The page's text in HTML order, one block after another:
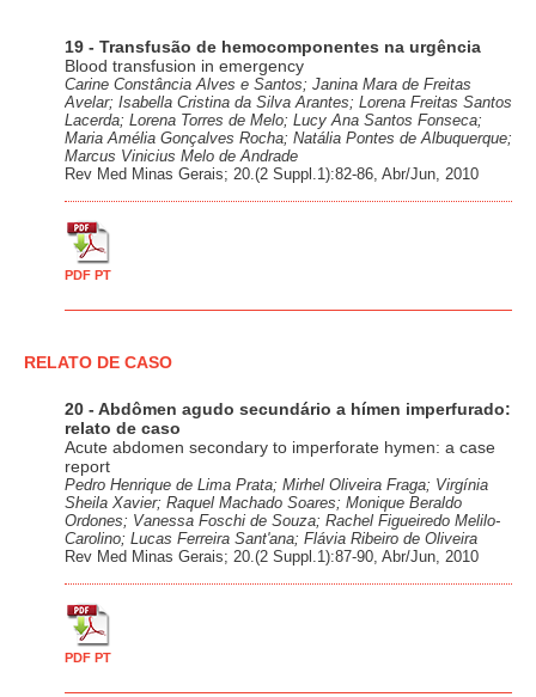
19 - Transfusão de hemocomponentes na urgência
Blood transfusion in emergency
Carine Constância Alves e Santos; Janina Mara de Freitas
Avelar; Isabella Cristina da Silva Arantes; Lorena Freitas Santos
Lacerda; Lorena Torres de Melo; Lucy Ana Santos Fonseca;
Maria Amélia Gonçalves Rocha; Natália Pontes de Albuquerque;
Marcus Vinicius Melo de Andrade
Rev Med Minas Gerais; 20.(2 Suppl.1):82-86, Abr/Jun, 2010
PDF PT
RELATO DE CASO
20 - Abdômen agudo secundário a hímen imperfurado:
relato de caso
Acute abdomen secondary to imperforate hymen: a case
report
Pedro Henrique de Lima Prata; Mirhel Oliveira Fraga; Virgínia
Sheila Xavier; Raquel Machado Soares; Monique Beraldo
Ordones; Vanessa Foschi de Souza; Rachel Figueiredo Melilo-
Carolino; Lucas Ferreira Sant'ana; Flávia Ribeiro de Oliveira
Rev Med Minas Gerais; 20.(2 Suppl.1):87-90, Abr/Jun, 2010
PDF PT